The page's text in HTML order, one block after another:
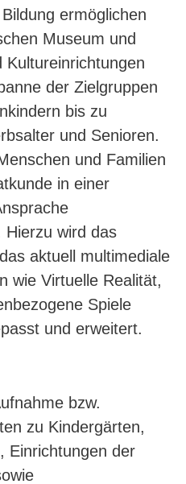
ermöglichen
Museum und
Kultureinrichtungen
der Zielgruppen
bis zu
und Senioren.
und Familien
in einer
Hierzu wird das
aktuell multimediale
wie Virtuelle Realität,
Spiele
und erweitert.
bzw.
zu Kindergärten,
Einrichtungen der